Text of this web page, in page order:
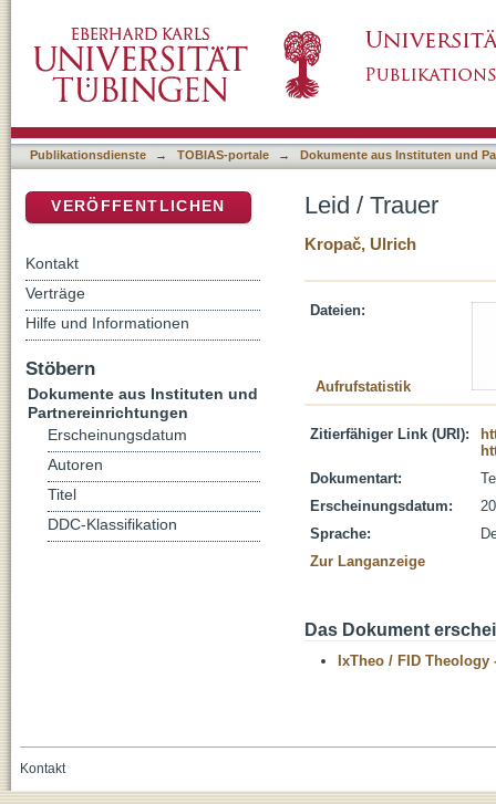
Publikationsdienste → TOBIAS-portale → Dokumente aus Instituten und
Leid / Trauer
Kropač, Ulrich
Dateien:
Aufrufstatistik
Zitierfähiger Link (URI):
Dokumentart:
Erscheinungsdatum:
Sprache:
Zur Langanzeige
Das Dokument
IxTheo / FID Theology
VERÖFFENTLICHEN
Kontakt
Verträge
Hilfe und Informationen
Stöbern
Dokumente aus Instituten und
Partnereinrichtungen
Erscheinungsdatum
Autoren
Titel
DDC-Klassifikation
Kontakt